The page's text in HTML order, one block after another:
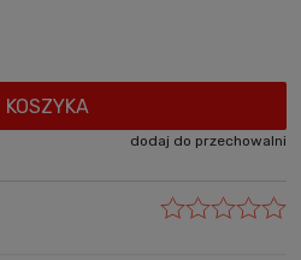
KOSZYKA
dodaj do przechowalni